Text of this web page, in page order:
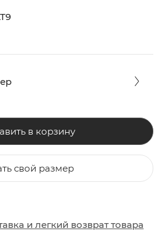
в корзину
свой размер
и легкий возврат товара